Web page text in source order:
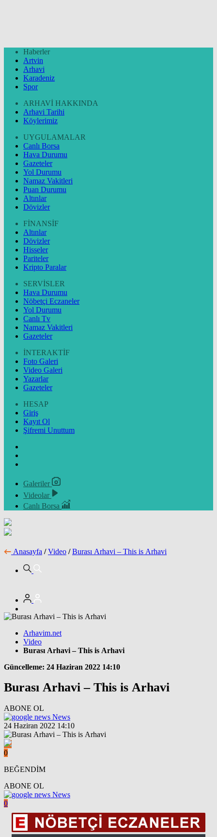
Haberler
Artvin
Arhavi
Karadeniz
Spor
ARHAVİ HAKKINDA
Arhavi Tarihi
Köylerimiz
UYGULAMALAR
Canlı Borsa
Hava Durumu
Gazeteler
Yol Durumu
Namaz Vakitleri
Puan Durumu
Altınlar
Dövizler
FİNANSİF
Altınlar
Dövizler
Hisseler
Pariteler
Kripto Paralar
SERVİSLER
Hava Durumu
Nöbetçi Eczaneler
Yol Durumu
Canlı Tv
Namaz Vakitleri
Gazeteler
İNTERAKTİF
Foto Galeri
Video Galeri
Yazarlar
Gazeteler
HESAP
Giriş
Kayıt Ol
Şifremi Unuttum
Galeriler
Videolar
Canlı Borsa
Anasayfa / Video / Burası Arhavi – This is Arhavi
Arhavim.net
Video
Burası Arhavi – This is Arhavi
Güncelleme: 24 Haziran 2022 14:10
Burası Arhavi – This is Arhavi
ABONE OL
News
24 Haziran 2022 14:10
0
BEĞENDİM
ABONE OL
News
0